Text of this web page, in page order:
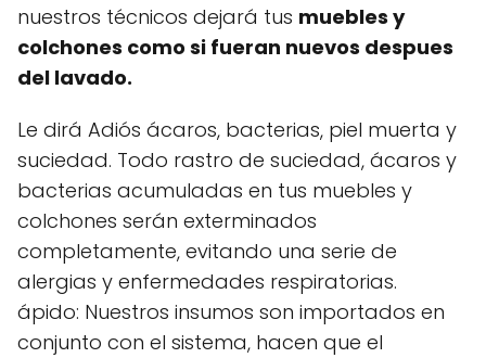
nuestros técnicos dejará tus muebles y
colchones como si fueran nuevos despues
del lavado.
Le dirá Adiós ácaros, bacterias, piel muerta y
suciedad. Todo rastro de suciedad, ácaros y
bacterias acumuladas en tus muebles y
colchones serán exterminados
completamente, evitando una serie de
alergias y enfermedades respiratorias.
ápido: Nuestros insumos son importados en
conjunto con el sistema, hacen que el